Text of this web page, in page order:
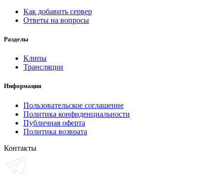
Как добавить сервер
Ответы на вопросы
Разделы
Клипы
Трансляции
Информация
Пользовательское соглашение
Политика конфиденциальности
Публичная оферта
Политика возврата
Контакты